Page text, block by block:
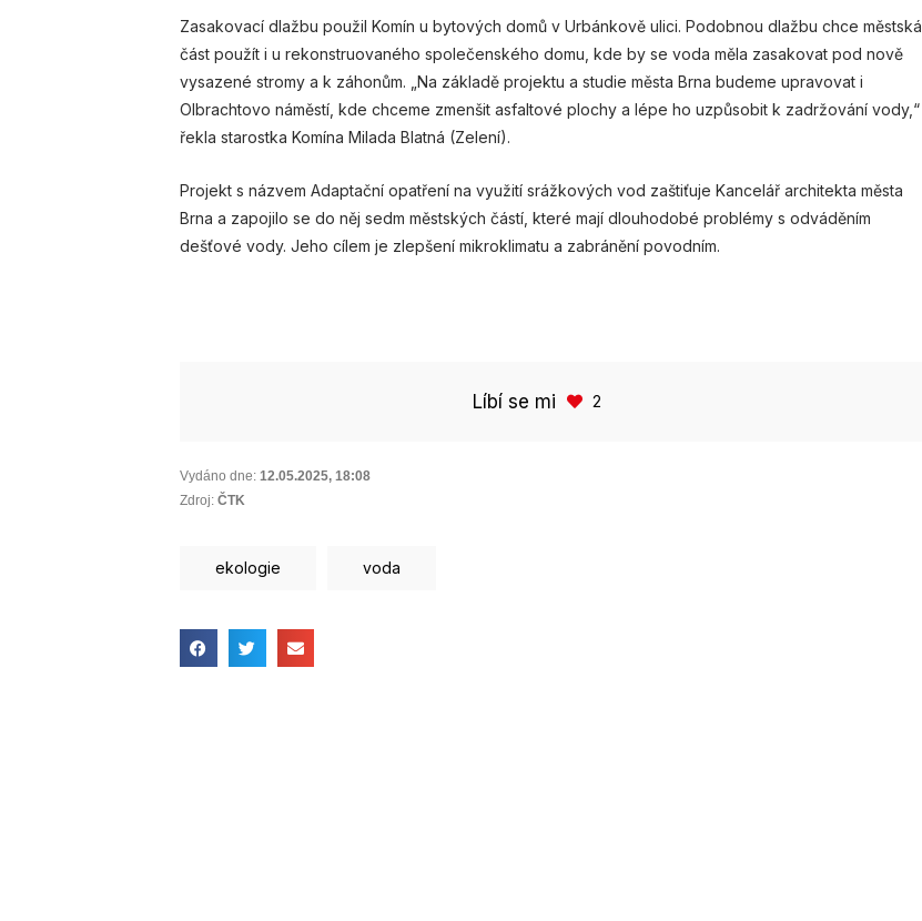
Zasakovací dlažbu použil Komín u bytových domů v Urbánkově ulici. Podobnou dlažbu chce městská
část použít i u rekonstruovaného společenského domu, kde by se voda měla zasakovat pod nově
vysazené stromy a k záhonům. „Na základě projektu a studie města Brna budeme upravovat i
Olbrachtovo náměstí, kde chceme zmenšit asfaltové plochy a lépe ho uzpůsobit k zadržování vody,“
řekla starostka Komína Milada Blatná (Zelení).
Projekt s názvem Adaptační opatření na využití srážkových vod zaštiťuje Kancelář architekta města
Brna a zapojilo se do něj sedm městských částí, které mají dlouhodobé problémy s odváděním
dešťové vody. Jeho cílem je zlepšení mikroklimatu a zabránění povodním.
Líbí se mi 2
Vydáno dne: 12.05.2025, 18:08
Zdroj: ČTK
ekologie voda